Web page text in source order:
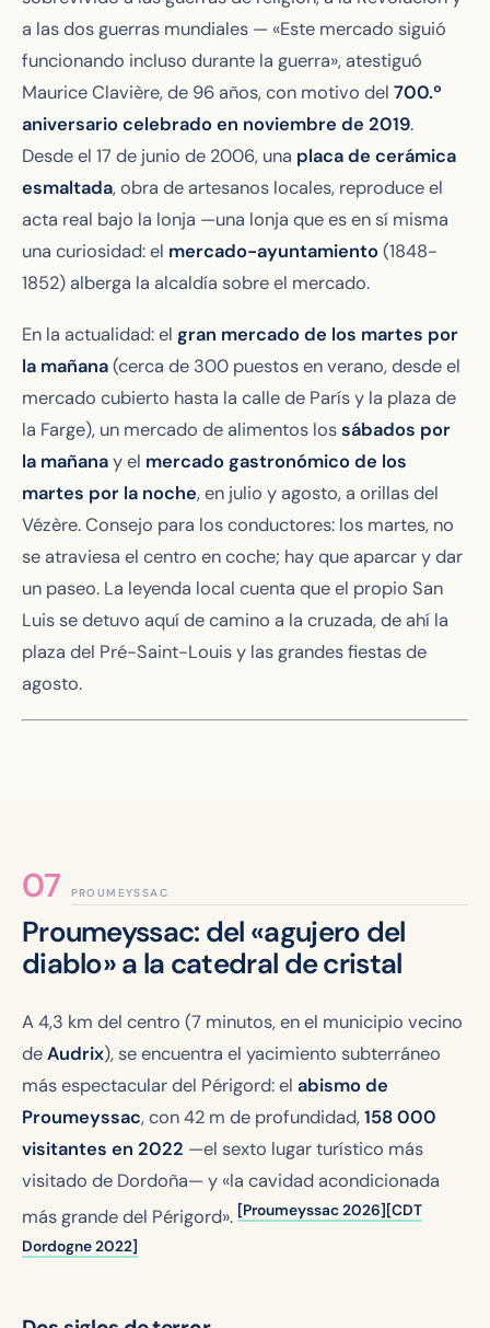
a las dos guerras mundiales — «Este mercado siguió
funcionando incluso durante la guerra», atestiguó
Maurice Clavière, de 96 años, con motivo del 700.º
aniversario celebrado en noviembre de 2019.
Desde el 17 de junio de 2006, una placa de cerámica
esmaltada, obra de artesanos locales, reproduce el
acta real bajo la lonja —una lonja que es en sí misma
una curiosidad: el mercado-ayuntamiento(1848-
1852) alberga la alcaldía sobre el mercado.
En la actualidad: el gran mercado de los martes por
la mañana(cerca de 300 puestos en verano, desde el
mercado cubierto hasta la calle de París y la plaza de
la Farge), un mercado de alimentos lossábados por
la mañanay el mercado gastronómico de los
martes por la noche, en julio y agosto, a orillas del
Vézère. Consejo para los conductores: los martes, no
se atraviesa el centro en coche; hay que aparcar y dar
un paseo. La leyenda local cuenta que el propio San
Luis se detuvo aquí de camino a la cruzada, de ahí la
plaza del Pré-Saint-Louis y las grandes fiestas de
agosto.
PROUMEYSSAC
Proumeyssac: del «agujero del
diablo» a la catedral de cristal
A 4,3 km del centro (7 minutos, en el municipio vecino
deAudrix), se encuentra el yacimiento subterráneo
más espectacular del Périgord: el abismo de
Proumeyssac, con 42 m de profundidad,158 000
visitantes en 2022 —el sexto lugar turístico más
visitado de Dordoña— y «la cavidad acondicionada
más grande del Périgord». [Proumeyssac 2026][CDT
Dordogne 2022]